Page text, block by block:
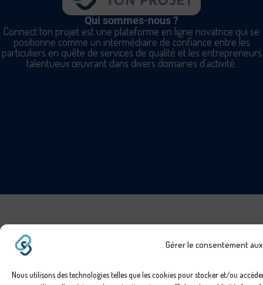
Gérer le consentement
Nous utilisons des technologies telles que les cookies pour stocker et/ou
Qui sommes-nous ?
Connect ton projet est une plateforme en ligne novatrice qui se
positionne comme un intermédiaire de confiance entre les
particuliers en quête de services de qualité et les entrepreneurs
talentueux œuvrant dans divers domaines d’activité.